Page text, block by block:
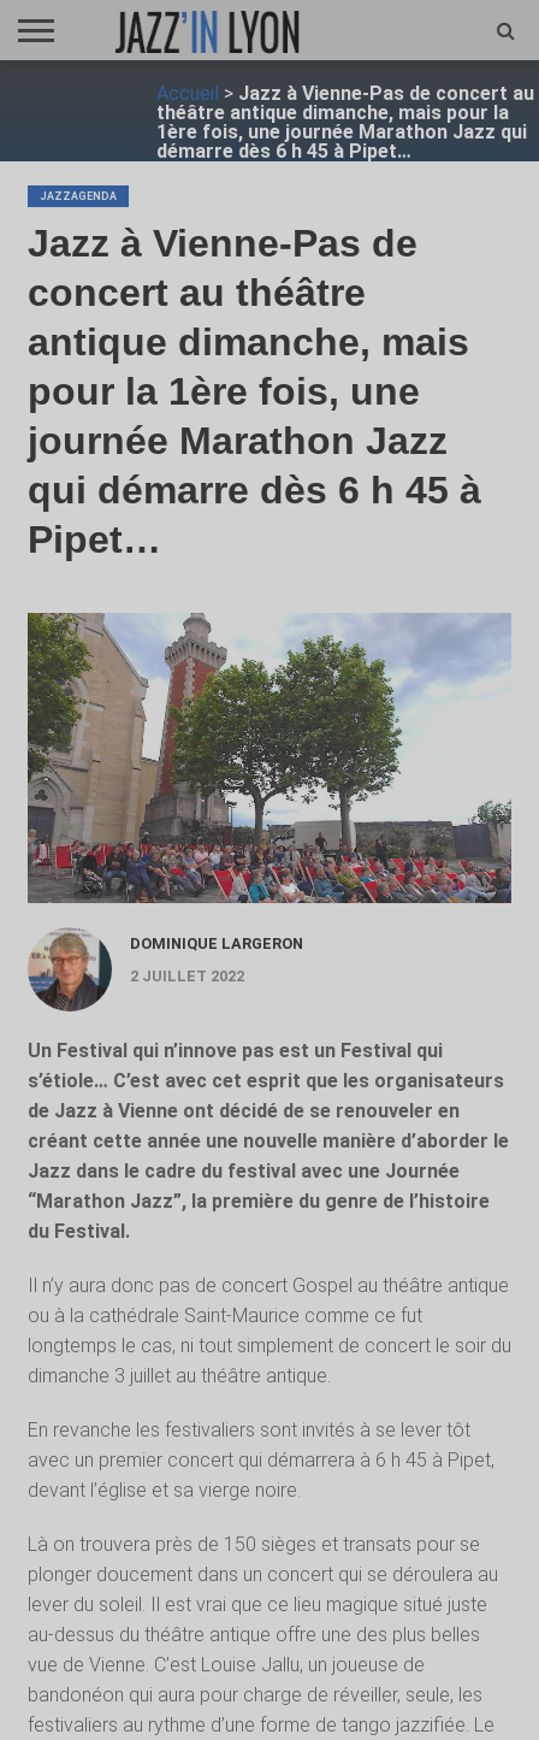
Accueil > Jazz à Vienne-Pas de concert au
théâtre antique dimanche, mais pour la
1ère fois, une journée Marathon Jazz qui
démarre dès 6 h 45 à Pipet…
JAZZAGENDA
Jazz à Vienne-Pas de
concert au théâtre
antique dimanche, mais
pour la 1ère fois, une
journée Marathon Jazz
qui démarre dès 6 h 45 à
Pipet…
DOMINIQUE LARGERON
2 JUILLET 2022
Un Festival qui n’innove pas est un Festival qui
s’étiole… C’est avec cet esprit que les organisateurs
de Jazz à Vienne ont décidé de se renouveler en
créant cette année une nouvelle manière d’aborder le
Jazz dans le cadre du festival avec une Journée
“Marathon Jazz”, la première du genre de l’histoire
du Festival.
Il n’y aura donc pas de concert Gospel au théâtre antique
ou à la cathédrale Saint-Maurice comme ce fut
longtemps le cas, ni tout simplement de concert le soir du
dimanche 3 juillet au théâtre antique.
En revanche les festivaliers sont invités à se lever tôt
avec un premier concert qui démarrera à 6 h 45 à Pipet,
devant l’église et sa vierge noire.
Là on trouvera près de 150 sièges et transats pour se
plonger doucement dans un concert qui se déroulera au
lever du soleil. Il est vrai que ce lieu magique situé juste
au-dessus du théâtre antique offre une des plus belles
vue de Vienne. C’est Louise Jallu, un joueuse de
bandonéon qui aura pour charge de réveiller, seule, les
festivaliers au rythme d’une forme de tango jazzifiée. Le